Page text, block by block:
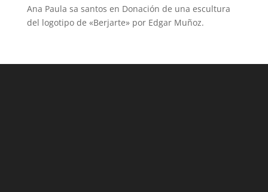
Ana Paula sa santos en Donación de una escultura
del logotipo de «Berjarte» por Edgar Muñoz.